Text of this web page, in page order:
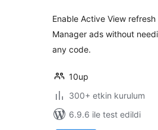
Enable Active View
Manager ads without
any code.
10up
300+ etkin kurulum
6.9.6 ile test edildi